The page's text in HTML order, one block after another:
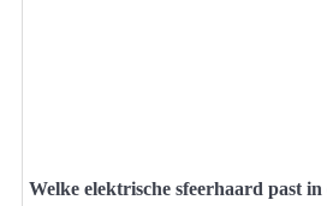
Welke elektrische sfeerhaard past